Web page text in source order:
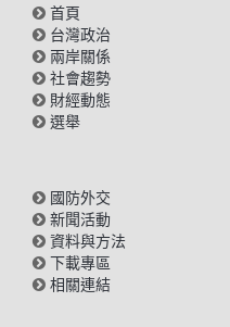
首頁
台灣政治
兩岸關係
社會趨勢
財經動態
選舉
國防外交
新聞活動
資料與方法
下載專區
相關連結